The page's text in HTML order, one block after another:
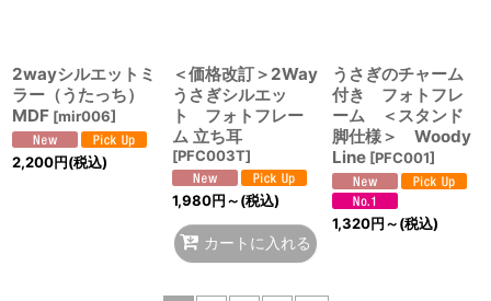
2wayシルエットミ
ラー（うたっち）
MDF [mir006]
2,200円(税込)
＜価格改訂＞2Way
うさぎシルエッ
ト フォトフレー
ム 立ち耳
[PFC003T]
1,980円～(税込)
カートに入れる
うさぎのチャーム
付き フォトフレ
ーム ＜スタンド
脚仕様＞ Woody
Line [PFC001]
1,320円～(税込)